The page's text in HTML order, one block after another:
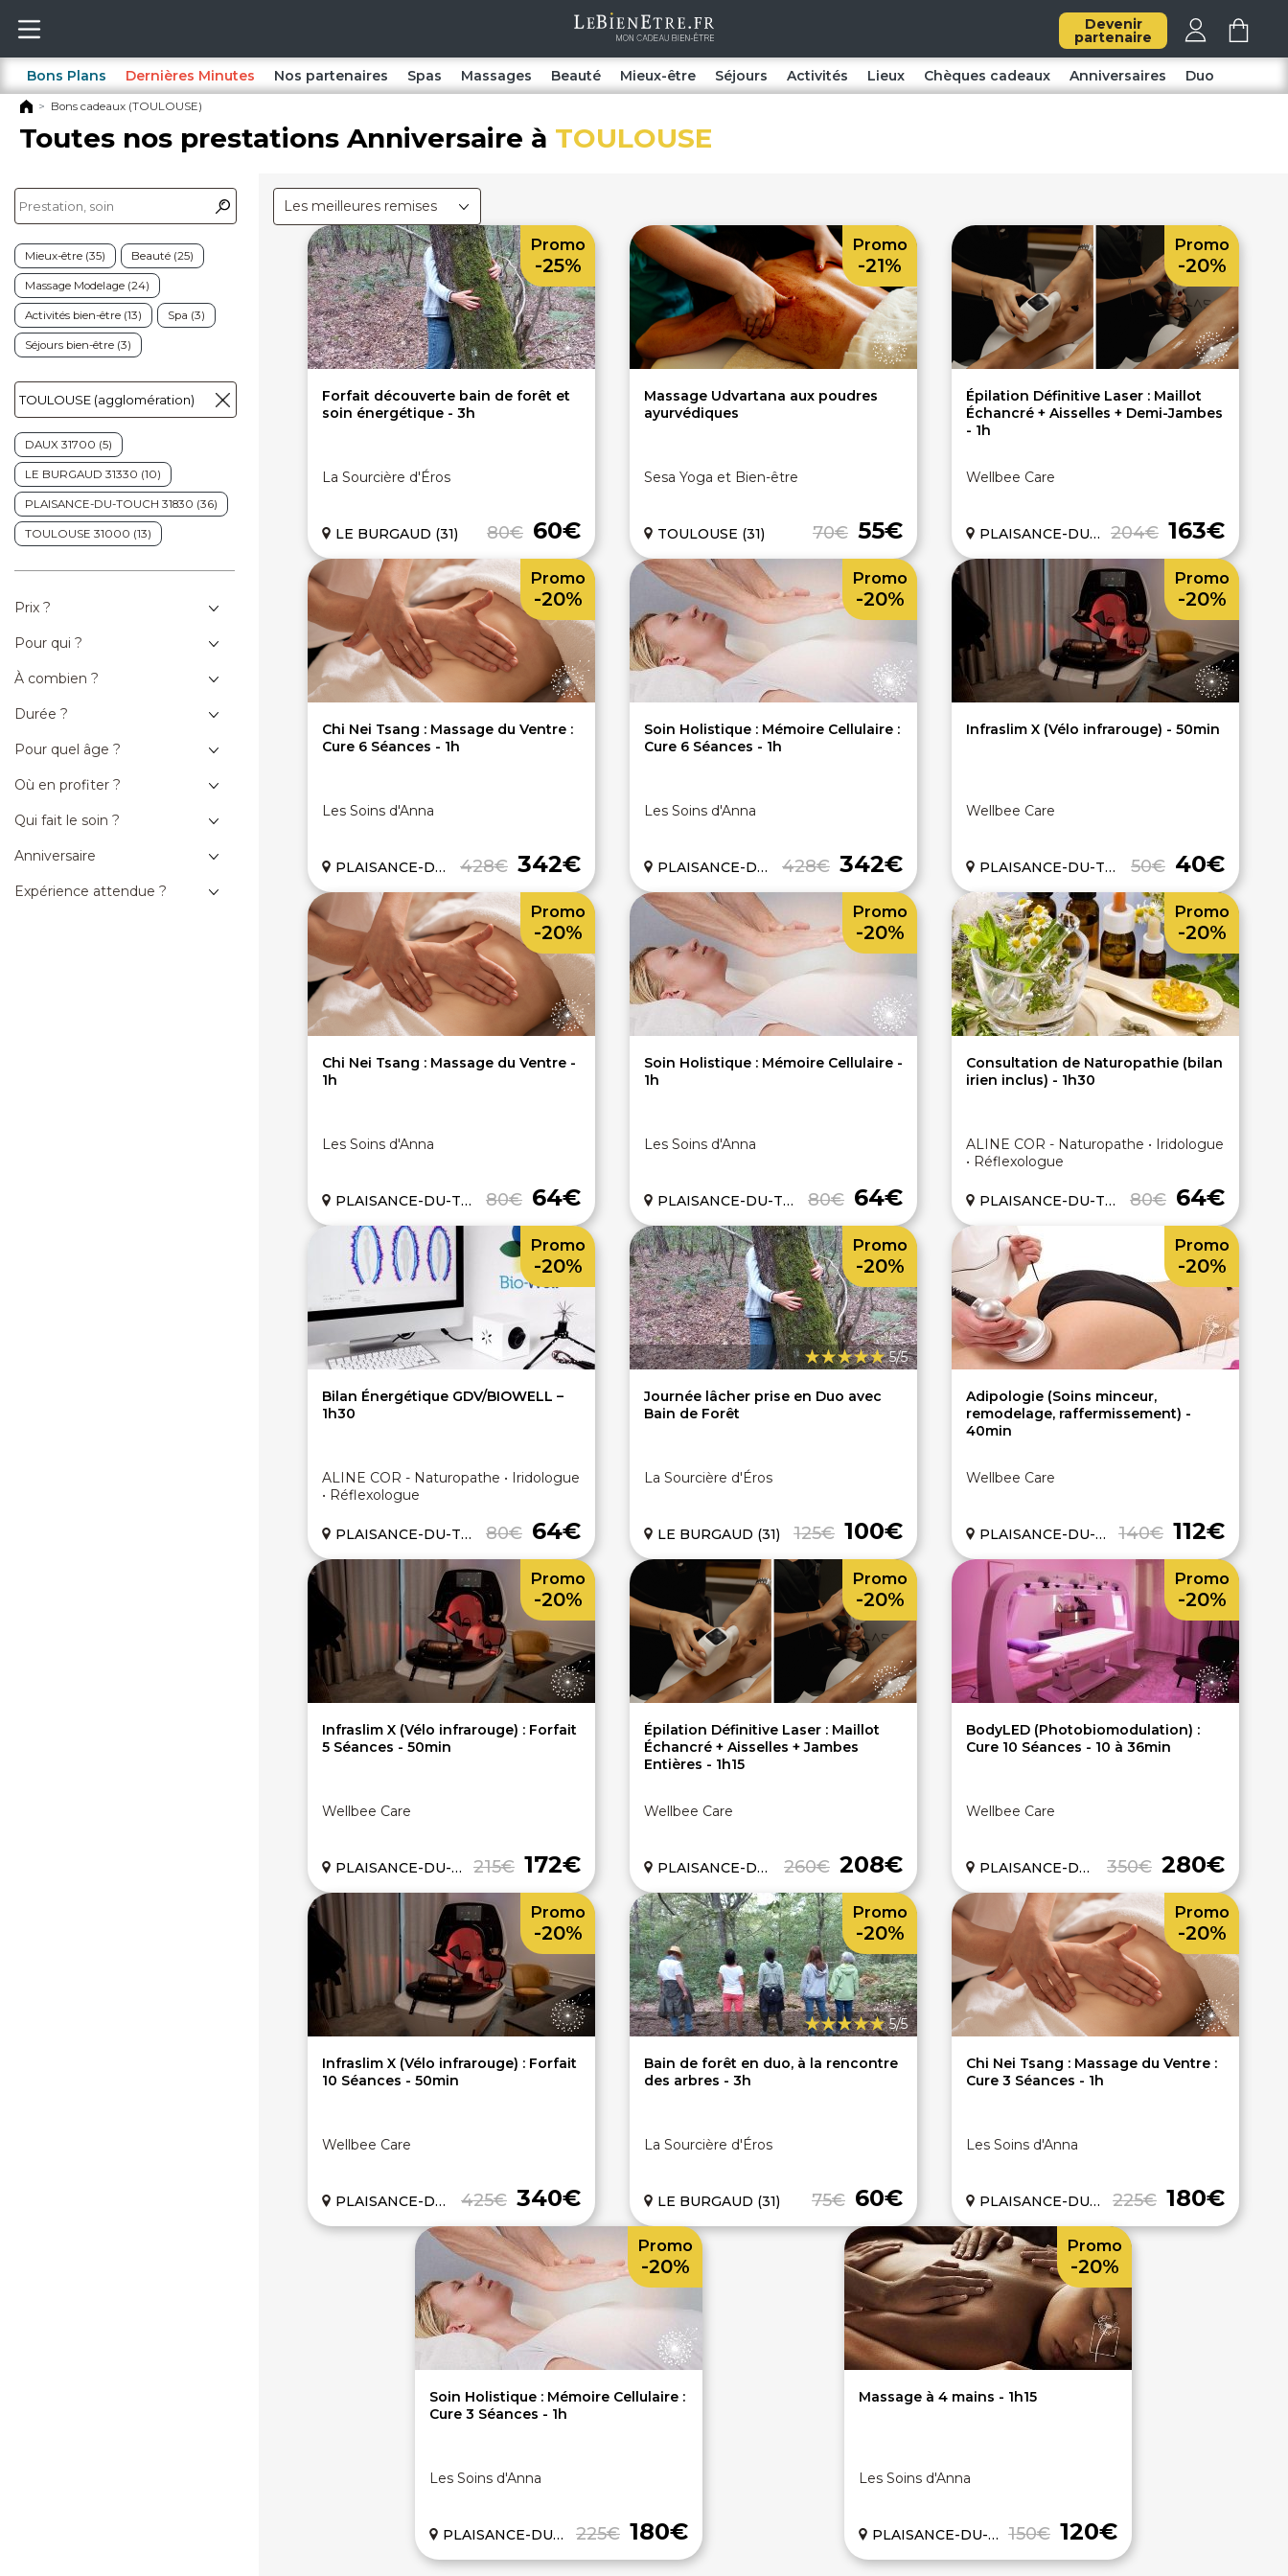
Devenir
partenaire
Bons Plans Dernières Minutes Nos partenaires Spas Massages Beauté Mieux-être Séjours Activités Lieux Chèques cadeaux Anniversaires Duo
Bons cadeaux (TOULOUSE)
Toutes nos prestations Anniversaire à TOULOUSE
Mieux-être (35) Beauté (25)
Massage Modelage (24)
Activités bien-être (13) Spa (3)
Séjours bien-être (3)
DAUX 31700 (5)
LE BURGAUD 31330 (10)
PLAISANCE-DU-TOUCH 31830 (36)
TOULOUSE 31000 (13)
Prix ?
Pour qui ?
À combien ?
Durée ?
Pour quel âge ?
Où en profiter ?
Qui fait le soin ?
Anniversaire
Expérience attendue ?
Les meilleures remises
Forfait découverte bain de forêt et
soin énergétique - 3h
La Sourcière d'Éros
80€ 60€
LE BURGAUD (31)
Promo
-25%
Massage Udvartana aux poudres
ayurvédiques
Sesa Yoga et Bien-être
70€ 55€
TOULOUSE (31)
Promo
-21%
Épilation Définitive Laser : Maillot
Échancré + Aisselles + Demi-Jambes
- 1h
Wellbee Care
204€ 163€
PLAISANCE-DU-TOUCH (31)
Promo
-20%
Chi Nei Tsang : Massage du Ventre :
Cure 6 Séances - 1h
Les Soins d'Anna
428€ 342€
PLAISANCE-DU-TOUCH (31)
Promo
-20%
Soin Holistique : Mémoire Cellulaire :
Cure 6 Séances - 1h
Les Soins d'Anna
428€ 342€
PLAISANCE-DU-TOUCH (31)
Promo
-20%
Infraslim X (Vélo infrarouge) - 50min
Wellbee Care
50€ 40€
PLAISANCE-DU-TOUCH (31)
Promo
-20%
Chi Nei Tsang : Massage du Ventre -
1h
Les Soins d'Anna
80€ 64€
PLAISANCE-DU-TOUCH (31)
Promo
-20%
Soin Holistique : Mémoire Cellulaire -
1h
Les Soins d'Anna
80€ 64€
PLAISANCE-DU-TOUCH (31)
Promo
-20%
Consultation de Naturopathie (bilan
irien inclus) - 1h30
ALINE COR - Naturopathe • Iridologue
• Réflexologue
80€ 64€
PLAISANCE-DU-TOUCH (31)
Promo
-20%
Bilan Énergétique GDV/BIOWELL –
1h30
ALINE COR - Naturopathe • Iridologue
• Réflexologue
80€ 64€
PLAISANCE-DU-TOUCH (31)
Promo
-20%
5/5
Journée lâcher prise en Duo avec
Bain de Forêt
La Sourcière d'Éros
125€ 100€
LE BURGAUD (31)
Promo
-20%
Adipologie (Soins minceur,
remodelage, raffermissement) -
40min
Wellbee Care
140€ 112€
PLAISANCE-DU-TOUCH (31)
Promo
-20%
Infraslim X (Vélo infrarouge) : Forfait
5 Séances - 50min
Wellbee Care
215€ 172€
PLAISANCE-DU-TOUCH (31)
Promo
-20%
Épilation Définitive Laser : Maillot
Échancré + Aisselles + Jambes
Entières - 1h15
Wellbee Care
260€ 208€
PLAISANCE-DU-TOUCH (31)
Promo
-20%
BodyLED (Photobiomodulation) :
Cure 10 Séances - 10 à 36min
Wellbee Care
350€ 280€
PLAISANCE-DU-TOUCH (31)
Promo
-20%
Infraslim X (Vélo infrarouge) : Forfait
10 Séances - 50min
Wellbee Care
425€ 340€
PLAISANCE-DU-TOUCH (31)
Promo
-20%
5/5
Bain de forêt en duo, à la rencontre
des arbres - 3h
La Sourcière d'Éros
75€ 60€
LE BURGAUD (31)
Promo
-20%
Chi Nei Tsang : Massage du Ventre :
Cure 3 Séances - 1h
Les Soins d'Anna
225€ 180€
PLAISANCE-DU-TOUCH (31)
Promo
-20%
Soin Holistique : Mémoire Cellulaire :
Cure 3 Séances - 1h
Les Soins d'Anna
225€ 180€
PLAISANCE-DU-TOUCH (31)
Promo
-20%
Massage à 4 mains - 1h15
Les Soins d'Anna
150€ 120€
PLAISANCE-DU-TOUCH (31)
Promo
-20%